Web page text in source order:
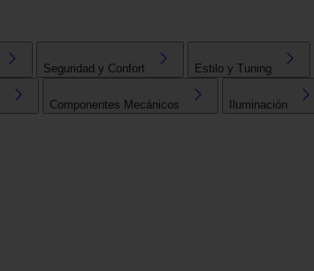
Seguridad y Confort Estilo y Tuning
Componentes Mecánicos Iluminación